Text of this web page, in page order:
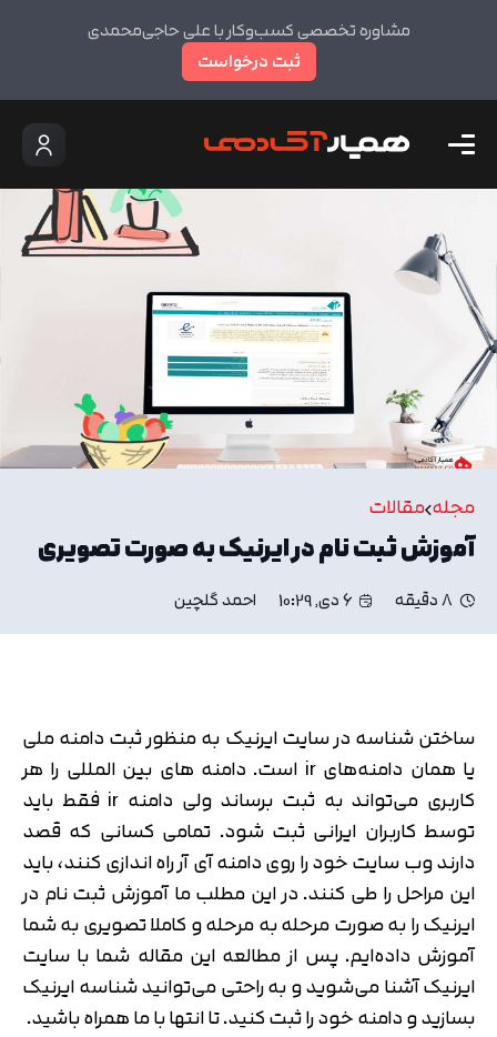
مشاوره تخصصی کسب‌وکار با علی حاجی‌محمدی
ثبت درخواست
مجله مقالات
آموزش ثبت نام در ایرنیک به صورت تصویری
8 دقیقه 6 دی, 10:29 احمد گلچین
ساختن شناسه در سایت ایرنیک به منظور ثبت دامنه ملی
یا همان دامنه‌های ir است. دامنه های بین المللی را هر
کاربری می‌تواند به ثبت برساند ولی دامنه ir فقط باید
توسط کاربران ایرانی ثبت شود. تمامی کسانی که قصد
دارند وب سایت خود را روی دامنه آی آر راه اندازی کنند، باید
این مراحل را طی کنند. در این مطلب ما آموزش ثبت نام در
ایرنیک را به صورت مرحله به مرحله و کاملا تصویری به شما
آموزش داده‌ایم. پس از مطالعه این مقاله شما با سایت
ایرنیک آشنا می‌شوید و به راحتی می‌توانید شناسه ایرنیک
بسازید و دامنه خود را ثبت کنید. تا انتها با ما همراه باشید.